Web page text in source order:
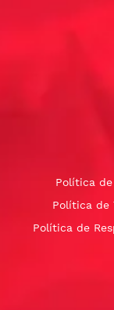
Política
Política de
Política de